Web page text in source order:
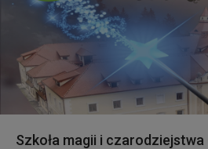
Szkoła magii i